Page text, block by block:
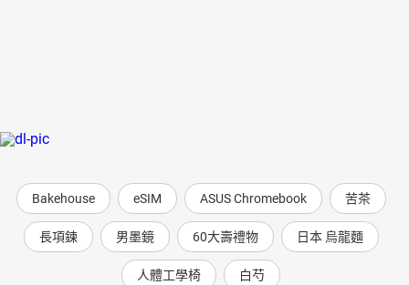
Bakehouse eSIM ASUS Chromebook 苦茶
長項鍊 男墨鏡 60大壽禮物 日本 烏龍麵
人體工學椅 白芍